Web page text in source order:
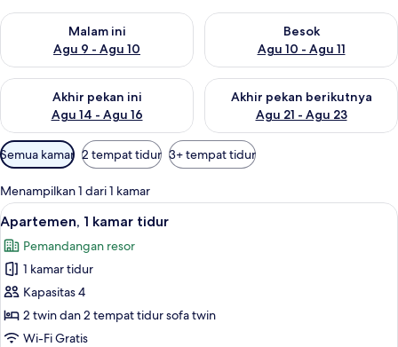
Malam ini
Agu 9 - Agu 10
Periksa ketersediaan untuk malam ini Agu 9 - Agu 10
Besok
Agu 10 - Agu 11
Periksa ketersediaan untuk
Akhir pekan ini
Agu 14 - Agu 16
Periksa ketersediaan untuk akhir pekan ini Agu 14 - Agu 16
Akhir pekan berikutnya
Agu 21 - Agu 23
Periksa ketersediaan untuk
Filter
tersedia
untuk
kamar
Semua kamar 2 tempat tidur 3+ tempat tidur
Menampilkan 1 dari 1 kamar
Lihat
semua
foto
untuk
Apartemen,
1
kamar
Apartemen, 1 kamar tidur | 1 kamar
10
Apartemen, 1 kamar tidur
Pemandangan resor
1 kamar tidur
Kapasitas 4
2 twin dan 2 tempat tidur sofa twin
Wi-Fi Gratis